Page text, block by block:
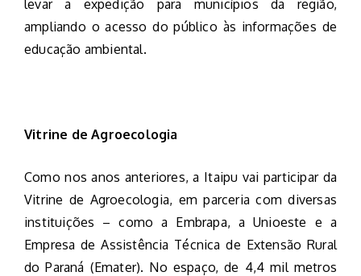
levar a expedição para municípios da região,
ampliando o acesso do público às informações de
educação ambiental.
Vitrine de Agroecologia
Como nos anos anteriores, a Itaipu vai participar da
Vitrine de Agroecologia, em parceria com diversas
instituições – como a Embrapa, a Unioeste e a
Empresa de Assistência Técnica de Extensão Rural
do Paraná (Emater). No espaço, de 4,4 mil metros